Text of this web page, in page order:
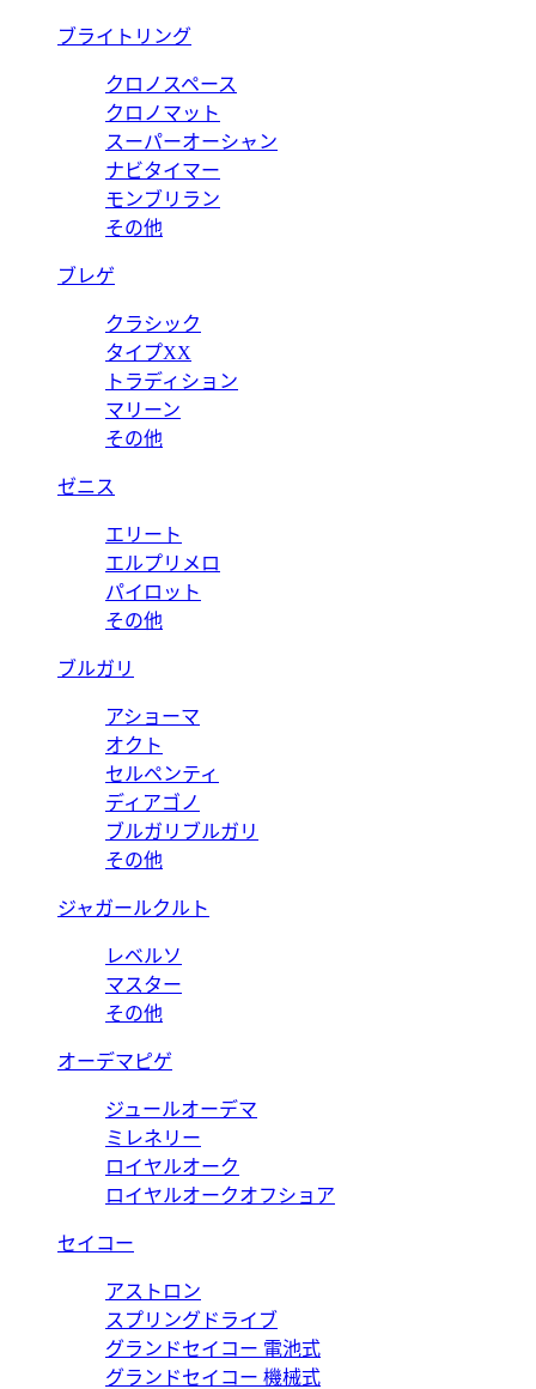
ブライトリング
クロノスペース
クロノマット
スーパーオーシャン
ナビタイマー
モンブリラン
その他
ブレゲ
クラシック
タイプXX
トラディション
マリーン
その他
ゼニス
エリート
エルプリメロ
パイロット
その他
ブルガリ
アショーマ
オクト
セルペンティ
ディアゴノ
ブルガリブルガリ
その他
ジャガールクルト
レベルソ
マスター
その他
オーデマピゲ
ジュールオーデマ
ミレネリー
ロイヤルオーク
ロイヤルオークオフショア
セイコー
アストロン
スプリングドライブ
グランドセイコー 電池式
グランドセイコー 機械式